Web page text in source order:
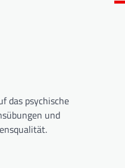
das psychische
und